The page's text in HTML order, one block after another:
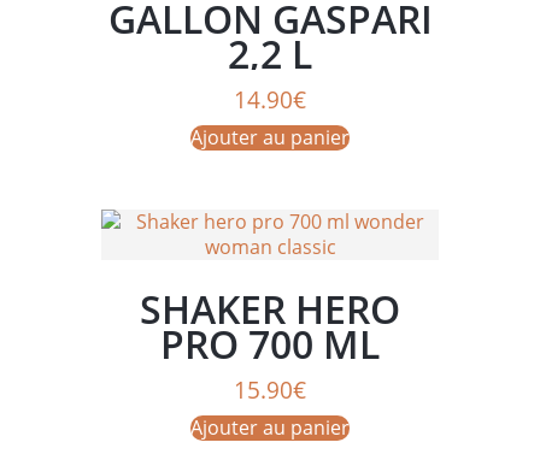
GALLON GASPARI
2,2 L
14.90€
Ajouter au panier
SHAKER HERO
PRO 700 ML
WONDER WOMAN
CLASSIC
15.90€
Ajouter au panier